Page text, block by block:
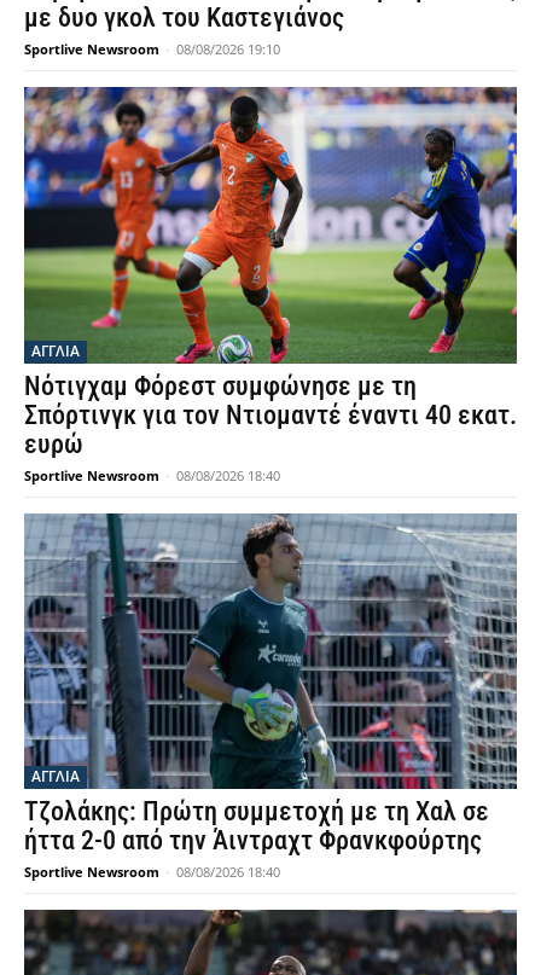
με δυο γκολ του Καστεγιάνος
Sportlive Newsroom - 08/08/2026 19:10
ΑΓΓΛΙΑ
Νότιγχαμ Φόρεστ συμφώνησε με τη
Σπόρτινγκ για τον Ντιομαντέ έναντι 40 εκατ.
ευρώ
Sportlive Newsroom - 08/08/2026 18:40
ΑΓΓΛΙΑ
Τζολάκης: Πρώτη συμμετοχή με τη Χαλ σε
ήττα 2-0 από την Άιντραχτ Φρανκφούρτης
Sportlive Newsroom - 08/08/2026 18:40